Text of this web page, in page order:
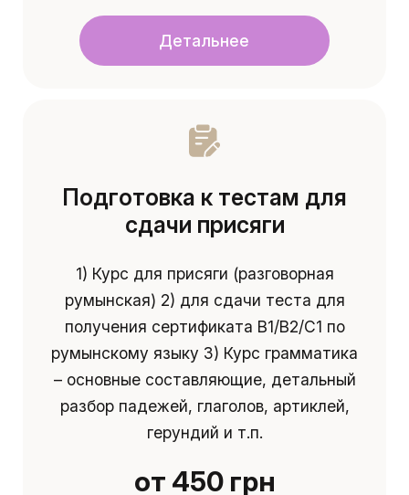
Детальнее
Подготовка к тестам для
сдачи присяги
1) Курс для присяги (разговорная
румынская) 2) для сдачи теста для
получения сертификата B1/B2/C1 по
румынскому языку 3) Курс грамматика
– основные составляющие, детальный
разбор падежей, глаголов, артиклей,
герундий и т.п.
от 450 грн